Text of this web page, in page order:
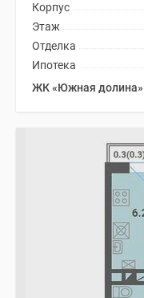
Корпус
Этаж
Отделка
Ипотека
ЖК «Южная долина»